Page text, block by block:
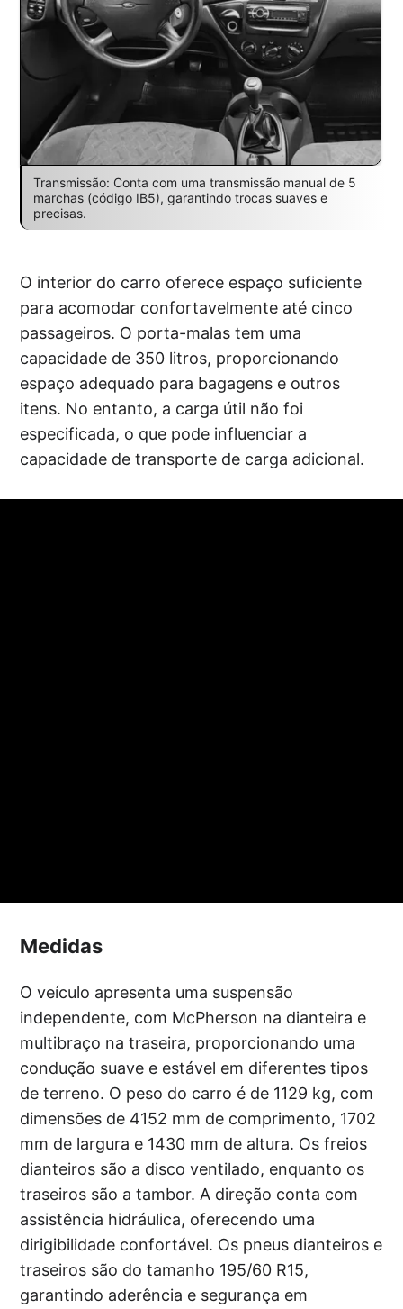
Transmissão: Conta com uma transmissão manual de 5
marchas (código IB5), garantindo trocas suaves e
precisas.
O interior do carro oferece espaço suficiente
para acomodar confortavelmente até cinco
passageiros. O porta-malas tem uma
capacidade de 350 litros, proporcionando
espaço adequado para bagagens e outros
itens. No entanto, a carga útil não foi
especificada, o que pode influenciar a
capacidade de transporte de carga adicional.
Medidas
O veículo apresenta uma suspensão
independente, com McPherson na dianteira e
multibraço na traseira, proporcionando uma
condução suave e estável em diferentes tipos
de terreno. O peso do carro é de 1129 kg, com
dimensões de 4152 mm de comprimento, 1702
mm de largura e 1430 mm de altura. Os freios
dianteiros são a disco ventilado, enquanto os
traseiros são a tambor. A direção conta com
assistência hidráulica, oferecendo uma
dirigibilidade confortável. Os pneus dianteiros e
traseiros são do tamanho 195/60 R15,
garantindo aderência e segurança em